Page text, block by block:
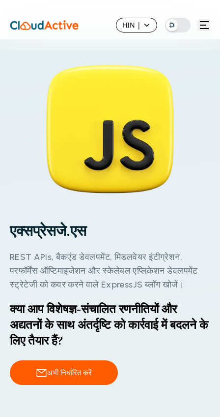
HIN |
एकसपरसज.एस
REST APIs, बकएड डवलपमट, मडलवयर इटगरशन,
परफरस ऑपमइजशन और सकलबल एपकशन डवलपमट
सटरटज क कवर करन वल ExpressJS बलग खज ।
क्या आप विशेषज्ञ-संचालित रणनीतियों और
अद्यतनों के साथ अंतर्दृष्टि को कार्रवाई में बदलने के
लिए तैयार हैं?
अभी निर्धारित करें